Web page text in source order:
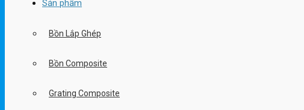
Sản phẩm
Bồn Lắp Ghép
Bồn Composite
Grating Composite